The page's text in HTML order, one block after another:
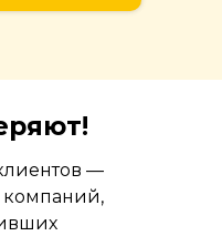
—
компаний,